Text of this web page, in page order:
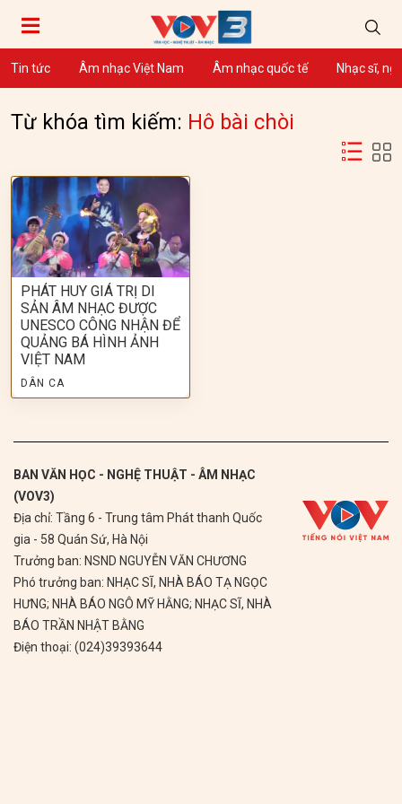
Tin tức Âm nhạc Việt Nam Âm nhạc quốc tế Nhạc sĩ,
Từ khóa tìm kiếm: Hô bài chòi
PHÁT HUY GIÁ TRỊ DI
SẢN ÂM NHẠC ĐƯỢC
UNESCO CÔNG NHẬN ĐỂ
QUẢNG BÁ HÌNH ẢNH
VIỆT NAM
DÂN CA
BAN VĂN HỌC - NGHỆ THUẬT - ÂM NHẠC
(VOV3)
Địa chỉ: Tầng 6 - Trung tâm Phát thanh Quốc
gia - 58 Quán Sứ, Hà Nội
Trưởng ban: NSND NGUYỄN VĂN CHƯƠNG
Phó trưởng ban: NHẠC SĨ, NHÀ BÁO TẠ NGỌC
HƯNG; NHÀ BÁO NGÔ MỸ HẰNG; NHẠC SĨ, NHÀ
BÁO TRẦN NHẬT BẰNG
Điện thoại: (024)39393644